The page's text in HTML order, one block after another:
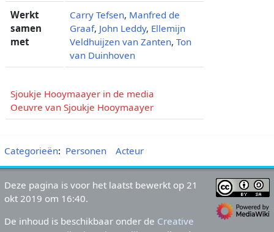
Werkt
samen
met
Carry Tefsen, Manfred de
Graaf, John Leddy, Ellemijn
Veldhuijzen van Zanten, Ton
van Duinhoven
Sjoukje Hooymaayer in de media
Oeuvre van Sjoukje Hooymaayer
Categorieën: Personen Acteur
Deze pagina is voor het laatst bewerkt op 21
okt 2019 om 16:40.
De inhoud is beschikbaar onder de Creative